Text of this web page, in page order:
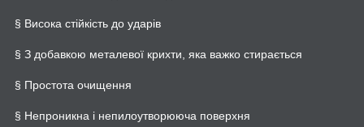
§ Висока стійкість до ударів
§ З добавкою металевої крихти, яка важко стирається
§ Простота очищення
§ Непроникна і непилоутворююча поверхня